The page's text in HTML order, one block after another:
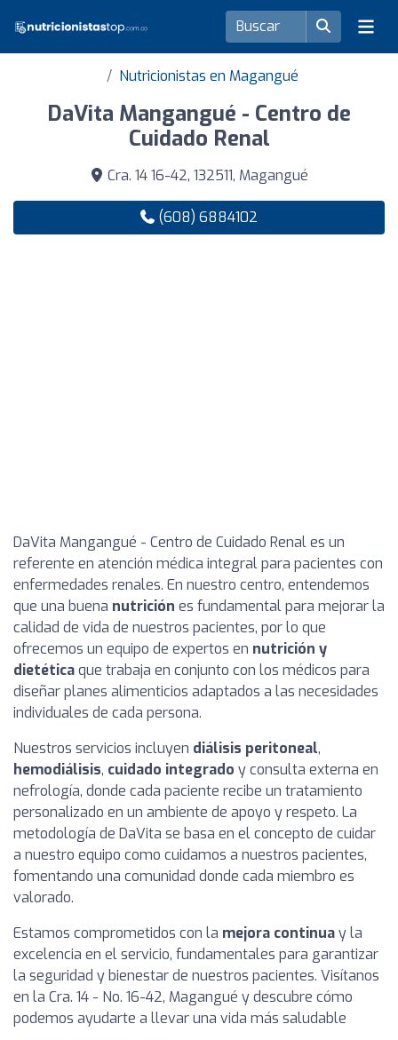
Nutricionistas en Magangué
DaVita Mangangué - Centro de
Cuidado Renal
Cra. 14 16-42, 132511, Magangué
(608) 6884102
DaVita Mangangué - Centro de Cuidado Renal es un
referente en atención médica integral para pacientes con
enfermedades renales. En nuestro centro, entendemos
que una buena nutrición es fundamental para mejorar la
calidad de vida de nuestros pacientes, por lo que
ofrecemos un equipo de expertos en nutrición y
dietéticaque trabaja en conjunto con los médicos para
diseñar planes alimenticios adaptados a las necesidades
individuales de cada persona.
Nuestros servicios incluyen diálisis peritoneal,
hemodiálisis, cuidado integrado y consulta externa en
nefrología, donde cada paciente recibe un tratamiento
personalizado en un ambiente de apoyo y respeto. La
metodología de DaVita se basa en el concepto de cuidar
a nuestro equipo como cuidamos a nuestros pacientes,
fomentando una comunidad donde cada miembro es
valorado.
Estamos comprometidos con la mejora continuay la
excelencia en el servicio, fundamentales para garantizar
la seguridad y bienestar de nuestros pacientes. Visítanos
en la Cra. 14 - No. 16-42, Magangué y descubre cómo
podemos ayudarte a llevar una vida más saludable